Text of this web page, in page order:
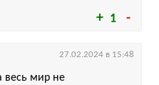
1
весь мир не
27.02.2024 в 15:48